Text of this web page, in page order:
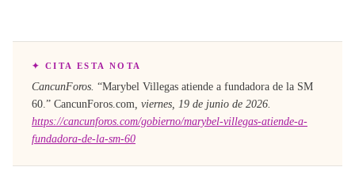
✦ CITA ESTA NOTA
CancunForos. “Marybel Villegas atiende a fundadora de la SM
60 .” CancunForos.com viernes, 19 de junio de 2026
https://cancunforos.com/gobierno/marybel-villegas-atiende-a-
fundadora-de-la-sm-60